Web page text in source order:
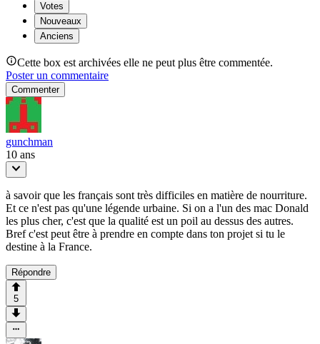
Votes
Nouveaux
Anciens
Cette box est archivées elle ne peut plus être commentée.
Poster un commentaire
Commenter
gunchman
10 ans
à savoir que les français sont très difficiles en matière de nourriture.
Et ce n'est pas qu'une légende urbaine. Si on a l'un des mac Donald
les plus cher, c'est que la qualité est un poil au dessus des autres.
Bref c'est peut être à prendre en compte dans ton projet si tu le
destine à la France.
Répondre
5